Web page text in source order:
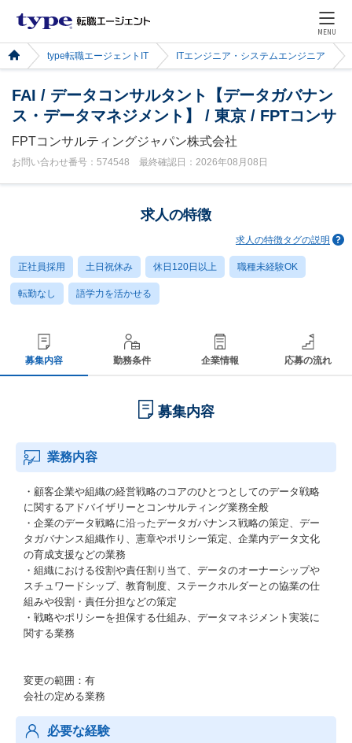
MENU
type転職エージェントIT ITエンジニア・システムエンジニア
FAI / データコンサルタント【データガバナン
ス・データマネジメント】 / 東京 / FPTコンサ
FPTコンサルティングジャパン株式会社
お問い合わせ番号：574548 最終確認日：2026年08月08日
求人の特徴
求人の特徴タグの説明
正社員採用 土日祝休み 休日120日以上 職種未経験OK
転勤なし 語学力を活かせる
募集内容 勤務条件 企業情報 応募の流れ
募集内容
業務内容
・顧客企業や組織の経営戦略のコアのひとつとしてのデータ戦略
に関するアドバイザリーとコンサルティング業務全般
・企業のデータ戦略に沿ったデータガバナンス戦略の策定、デー
タガバナンス組織作り、憲章やポリシー策定、企業内データ文化
の育成支援などの業務
・組織における役割や責任割り当て、データのオーナーシップや
スチュワードシップ、教育制度、ステークホルダーとの協業の仕
組みや役割・責任分担などの策定
・戦略やポリシーを担保する仕組み、データマネジメント実装に
関する業務
変更の範囲：有
会社の定める業務
必要な経験